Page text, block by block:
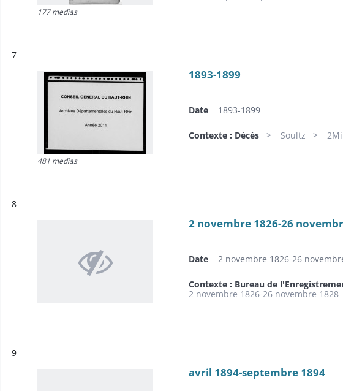
177 medias
7
481 medias
1893-1899
Date 1893-1899
Contexte : Décès Soultz
8
2 novembre 1826-26
Date 2 novembre 1826-26
Contexte : Bureau de
2 novembre 1826-26 novembre 1828
9
avril 1894-septembre 1894